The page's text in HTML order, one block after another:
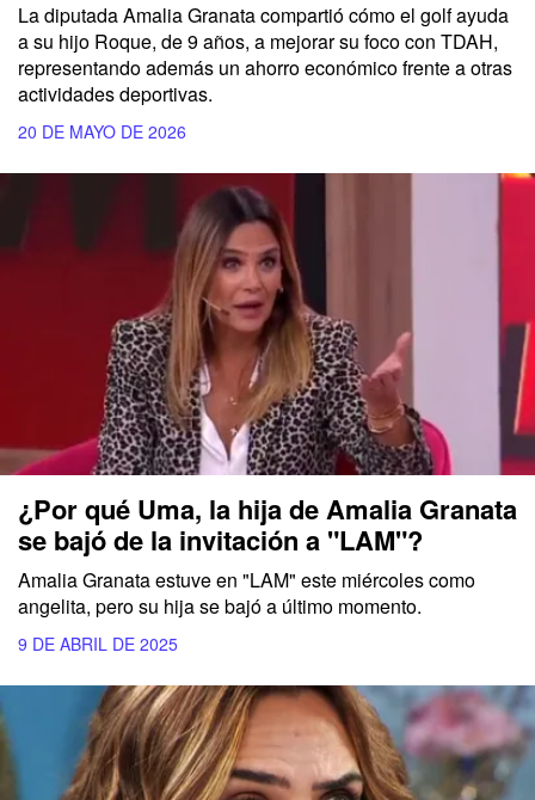
La diputada Amalia Granata compartió cómo el golf ayuda
a su hijo Roque, de 9 años, a mejorar su foco con TDAH,
representando además un ahorro económico frente a otras
actividades deportivas.
20 DE MAYO DE 2026
¿Por qué Uma, la hija de Amalia Granata
se bajó de la invitación a "LAM"?
Amalia Granata estuve en "LAM" este miércoles como
angelita, pero su hija se bajó a último momento.
9 DE ABRIL DE 2025